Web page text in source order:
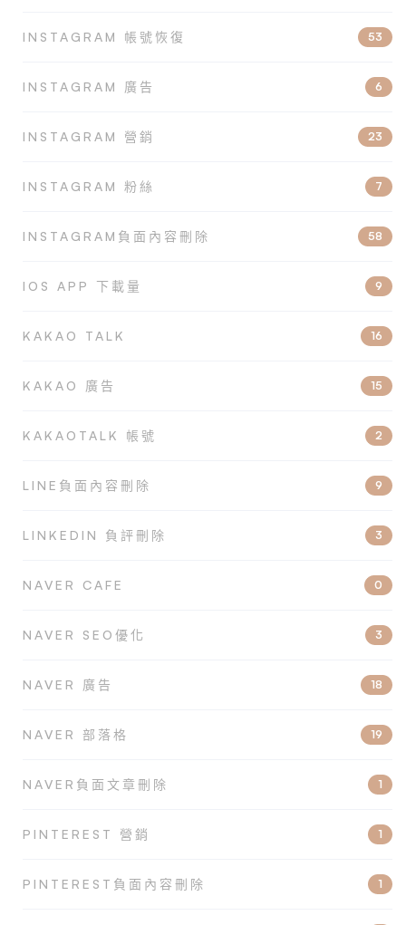
INSTAGRAM 帳號恢復 53
INSTAGRAM 廣告 6
INSTAGRAM 營銷 23
INSTAGRAM 粉絲 7
INSTAGRAM負面內容刪除 58
IOS APP 下載量 9
KAKAO TALK 16
KAKAO 廣告 15
KAKAOTALK 帳號 2
LINE負面內容刪除 9
LINKEDIN 負評刪除 3
NAVER CAFE 0
NAVER SEO優化 3
NAVER 廣告 18
NAVER 部落格 19
NAVER負面文章刪除 1
PINTEREST 營銷 1
PINTEREST負面內容刪除 1